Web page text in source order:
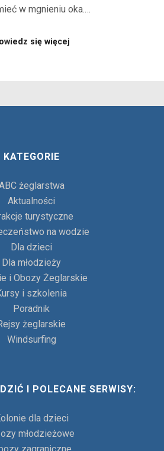
w mgnieniu oka.…
się więcej
KATEGORIE
żeglarstwa
Aktualności
turystyczne
na wodzie
Dla dzieci
Dla młodzieży
i Obozy Żeglarskie
i szkolenia
Poradnik
żeglarskie
Windsurfing
I POLECANE SERWISY:
dla dzieci
młodzieżowe